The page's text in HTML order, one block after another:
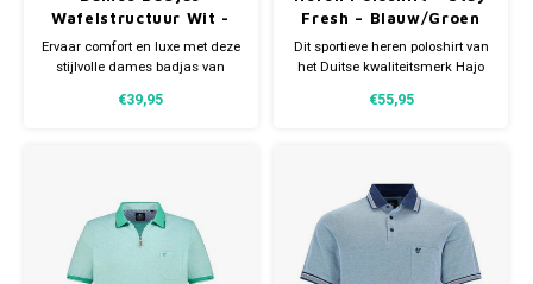
Wafelstructuur Wit -
Lichtgewicht
Ervaar comfort en luxe met deze
stijlvolle dames badjas van
gemaakt van een
€39,95
Fresh – Blauw/Groen
Gestreept – Met Rits
Dit sportieve heren poloshirt van
het Duitse kwaliteitsmerk Hajo
streepdessin in blauw, wit en
polo een moderne en levendige
uitstraling.
€55,95